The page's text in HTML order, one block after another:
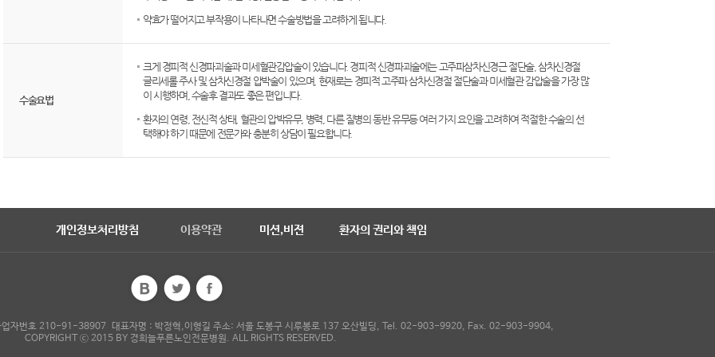
약효가 떨어지고 부작용이 나타나면 수술방법을 고려하게 됩니다.
수술요법
크게 경피적 신경파괴술과 미세혈관감압술이 있습니다. 경피적 신경파괴술에는 고주파삼차신경근 절단술, 삼차신경절
글리세롤 주사 및 삼차신경절 압박술이 있으며, 현재로는 경피적 고주파 삼차신경절 절단술과 미세혈관 감압술을 가장 많
이 시행하며, 수술후 결과도 좋은 편입니다.
환자의 연령, 전신적 상태, 혈관의 압박유무, 병력, 다른 질병의 동반 유무등 여러 가지 요인을 고려하여 적절한 수술의 선
택해야 하기 때문에 전문가와 충분히 상담이 필요합니다.
개인정보처리방침 이용약관 미션,비젼 환자의 권리와 책임
업자번호 210-91-38907 대표자명 : 박정혁,이형길 주소: 서울 도봉구 시루봉로 137 오산빌딩, Tel. 02-903-9920, Fax. 02-903-9904,
COPYRIGHT ⓒ 2015 BY 경희늘푸른노인전문병원. ALL RIGHTS RESERVED.